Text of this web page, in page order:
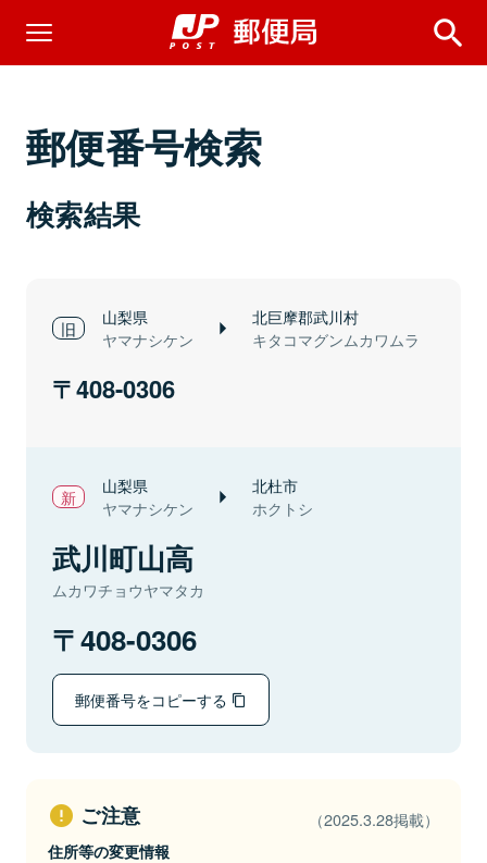
郵便番号検索
検索結果
山梨県
ヤマナシケン
北巨摩郡武川村
キタコマグンムカワムラ
408-0306
山梨県
ヤマナシケン
北杜市
ホクトシ
武川町山高
ムカワチョウヤマタカ
408-0306
郵便番号をコピーする
ご注意 （2025.3.28掲載）
住所等の変更情報